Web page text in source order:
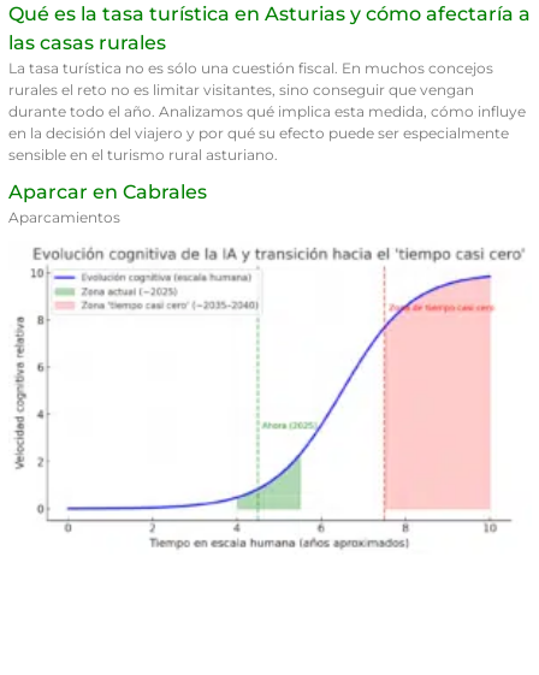
Qué es la tasa turística en Asturias y cómo afectaría a
las casas rurales
La tasa turística no es sólo una cuestión fiscal. En muchos concejos
rurales el reto no es limitar visitantes, sino conseguir que vengan
durante todo el año. Analizamos qué implica esta medida, cómo influye
en la decisión del viajero y por qué su efecto puede ser especialmente
sensible en el turismo rural asturiano.
Aparcar en Cabrales
Aparcamientos